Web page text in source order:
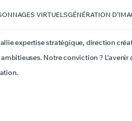
VIRTUELSGÉNÉRATION
expertise stratégique, direction
Notre conviction ? L'avenir